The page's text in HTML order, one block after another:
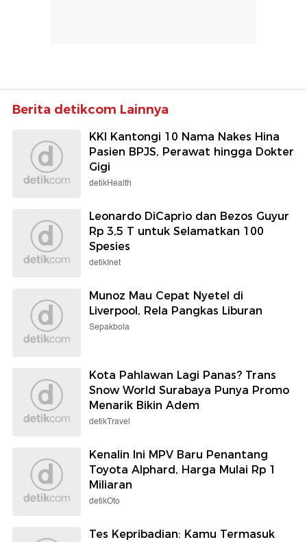
Berita detikcom Lainnya
KKI Kantongi 10 Nama Nakes Hina
Pasien BPJS, Perawat hingga Dokter
Gigi
detikHealth
Leonardo DiCaprio dan Bezos Guyur
Rp 3,5 T untuk Selamatkan 100
Spesies
detikInet
Munoz Mau Cepat Nyetel di
Liverpool, Rela Pangkas Liburan
Sepakbola
Kota Pahlawan Lagi Panas? Trans
Snow World Surabaya Punya Promo
Menarik Bikin Adem
detikTravel
Kenalin Ini MPV Baru Penantang
Toyota Alphard, Harga Mulai Rp 1
Miliaran
detikOto
Tes Kepribadian: Kamu Termasuk